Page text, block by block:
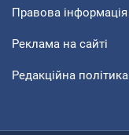
Правова інформація
Реклама на сайті
Редакційна політика